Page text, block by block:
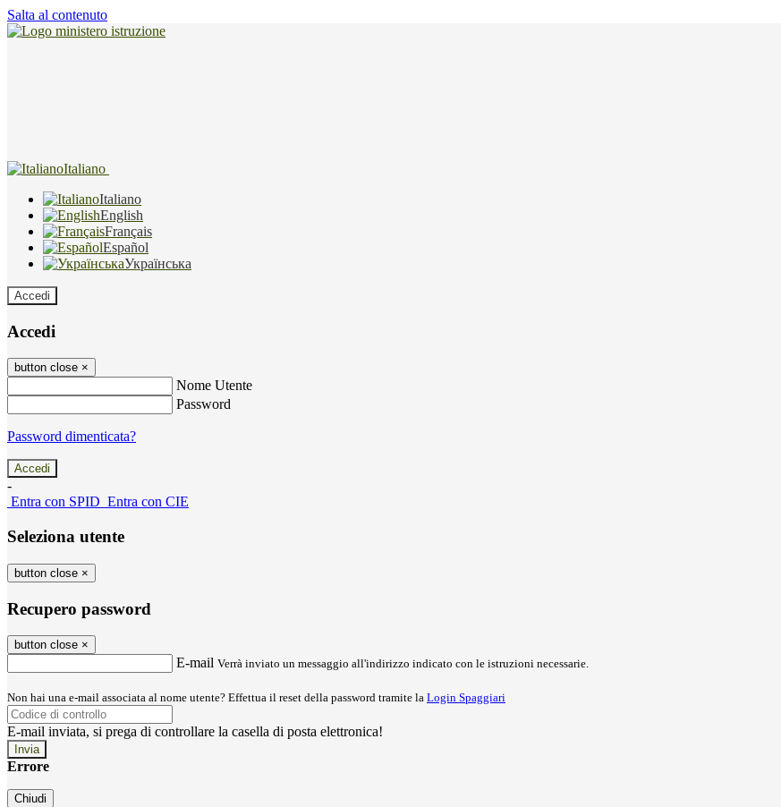
Salta al contenuto
Italiano
Italiano
English
Français
Español
Українська
Accedi
Accedi
button close ×
Nome Utente
Password
Password dimenticata?
-
Entra con SPID Entra con CIE
Seleziona utente
button close ×
Recupero password
button close ×
E-mail Verrà inviato un messaggio all'indirizzo indicato con le istruzioni necessarie.
Non hai una e-mail associata al nome utente? Effettua il reset della password tramite la Login Spaggiari
E-mail inviata, si prega di controllare la casella di posta elettronica!
Errore
Chiudi